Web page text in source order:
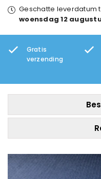
Geschatte leverdatum
woensdag 12
Gratis
verzending